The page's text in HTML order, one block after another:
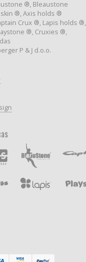
®, Bleaustone
®, Axis holds ®
Crux ®, Lapis holds ®,
®, Cruxies ®,
P & J d.o.o.